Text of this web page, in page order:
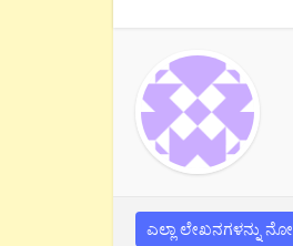
ಎಲ್ಲಾ ಲೇಖನಗಳನ್ನು